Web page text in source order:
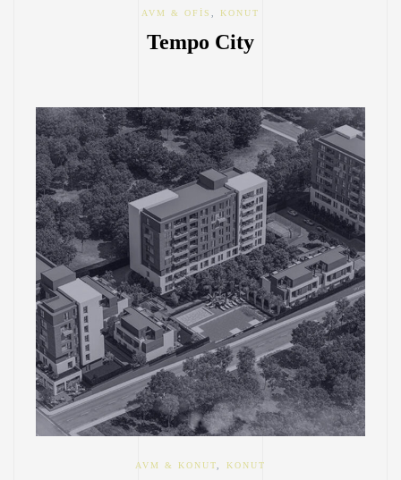
AVM & OFIS KONUT
Tempo City
AVM & KONUT KONUT